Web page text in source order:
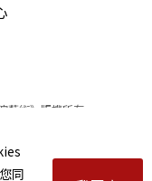
藝術》版權所有
Reserved
單位公告為準。
同